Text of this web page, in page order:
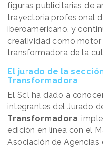
figuras publicitarias de
trayectoria profesional
iberoamericano, y
creatividad como
transformadora de la
El jurado de la
Transformadora
El Sol ha dado a
integrantes del Jurado
Transformadora ,
edición en línea con el
Asociación de Agencias